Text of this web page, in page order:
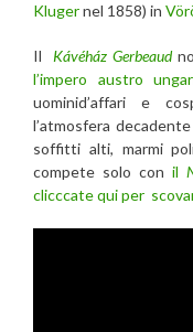
Klugernel 1858) in
Il Kávéház Gerbeaud
l’impero austro
uominid’affari e
l’atmosfera
soffitti alti, marmi
compete solo con il
clicccate qui per